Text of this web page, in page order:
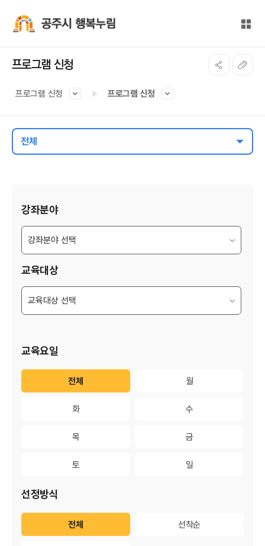
전체
프로그램 신청
프로그램 신청 프로그램 신청
전체
강좌분야
교육대상
교육요일
전체 월
화 수
목 금
토 일
선정방식
전체 선착순